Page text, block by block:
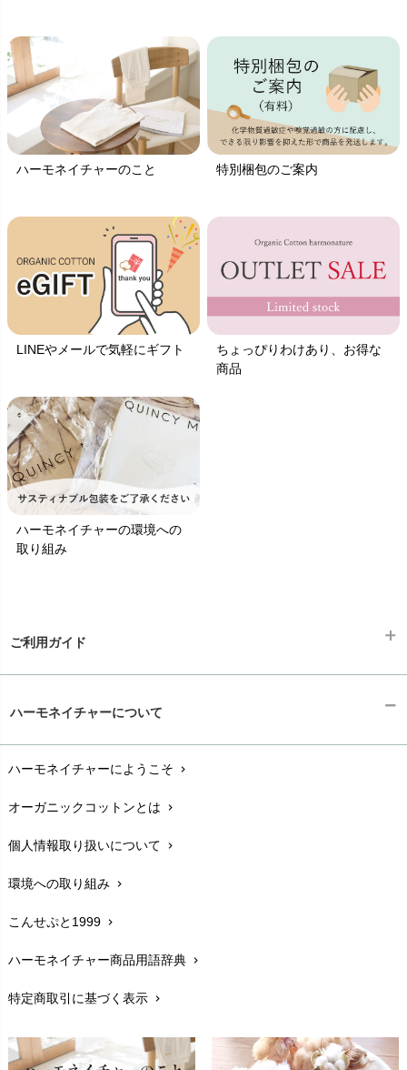
ハーモネイチャーのこと 特別梱包のご案内
LINEやメールで気軽にギフト
ちょっぴりわけあり、お得な
商品
ハーモネイチャーの環境への
取り組み
ご利用ガイド
配送と送料chevron_right
在庫状況と発送予定chevron_right
サイズ・寸法chevron_right
生地・素材chevron_right
お手入れについて
レビューを書こうchevron_right
返品交換chevron_right
FAXでのご注文
ハーモネイチャーについて
ハーモネイチャーにようこそ chevron_right
オーガニックコットンとは chevron_right
個人情報取り扱いについて chevron_right
環境への取り組み chevron_right
こんせぷと1999 chevron_right
ハーモネイチャー商品用語辞典 chevron_right
特定商取引に基づく表示 chevron_right